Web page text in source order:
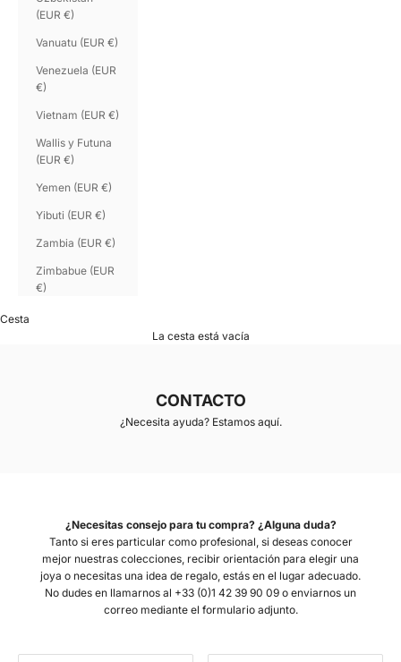
(EUR €)
Vanuatu (EUR €)
Venezuela (EUR
€)
Vietnam (EUR €)
Wallis y Futuna
(EUR €)
Yemen (EUR €)
Yibuti (EUR €)
Zambia (EUR €)
Zimbabue (EUR
€)
Cesta
La cesta está vacía
CONTACTO
¿Necesita ayuda? Estamos aquí.
¿Necesitas consejo para tu compra? ¿Alguna duda?
Tanto si eres particular como profesional, si deseas conocer
mejor nuestras colecciones, recibir orientación para elegir una
joya o necesitas una idea de regalo, estás en el lugar adecuado.
No dudes en llamarnos al +33 (0)1 42 39 90 09 o enviarnos un
correo mediante el formulario adjunto.